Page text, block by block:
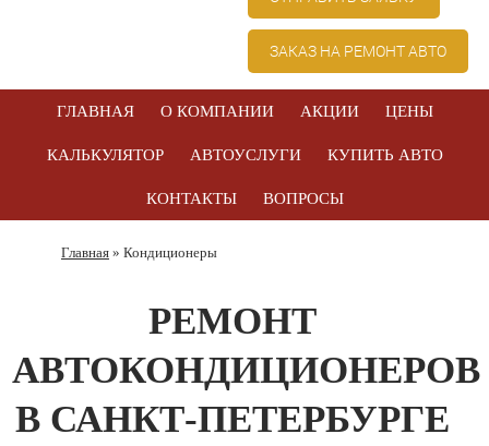
ЗАКАЗ НА РЕМОНТ АВТО
ГЛАВНАЯ О КОМПАНИИ АКЦИИ ЦЕНЫ
КАЛЬКУЛЯТОР АВТОУСЛУГИ КУПИТЬ АВТО
КОНТАКТЫ ВОПРОСЫ
Главная » Кондиционеры
РЕМОНТ
АВТОКОНДИЦИОНЕРОВ
В САНКТ-ПЕТЕРБУРГЕ